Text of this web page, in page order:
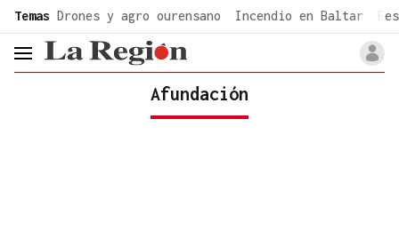
Temas Drones y agro ourensano Incendio en Baltar
header.menu.open
Afundación